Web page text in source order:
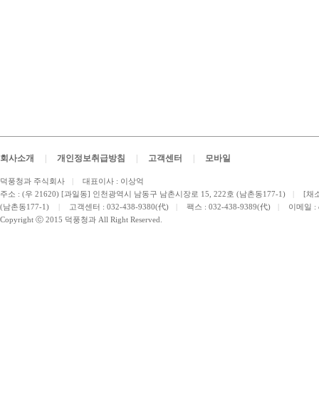
회사소개 개인정보취급방침 고객센터 모바일
덕풍청과 주식회사 |
대표이사 : 이상억
주소 : (우 21620) [과일동] 인천광역시 남동구 남촌시장로 15, 222호 (남촌동177-1)
|
[채
(남촌동177-1)
| 고객센터 : 032-438-9380(代) | 팩스 : 032-438-9389(代) | 이메일 :
Copyright ⓒ 2015 덕풍청과 All Right Reserved.